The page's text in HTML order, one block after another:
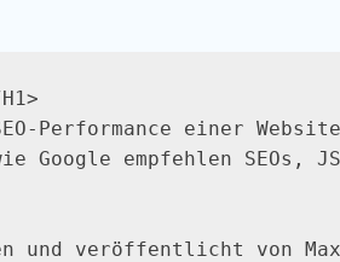
SEO-Performance einer
Google empfehlen SEOs,
und veröffentlicht von Max